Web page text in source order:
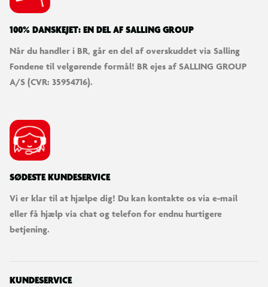
100% DANSKEJET: EN DEL AF SALLING GROUP
Når du handler i BR, går en del af overskuddet via Salling
Fondene til velgørende formål! BR ejes af SALLING GROUP
A/S (CVR: 35954716).
SØDESTE KUNDESERVICE
Vi er klar til at hjælpe dig! Du kan kontakte os via e-mail
eller få hjælp via chat og telefon for endnu hurtigere
betjening.
KUNDESERVICE